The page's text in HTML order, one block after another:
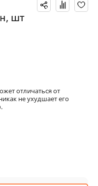
шт
отличаться от
не ухудшает его